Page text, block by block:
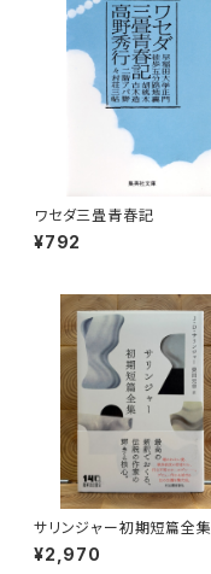
ワセダ三畳青春記
¥792
サリンジャー初期短篇全集
¥2,970